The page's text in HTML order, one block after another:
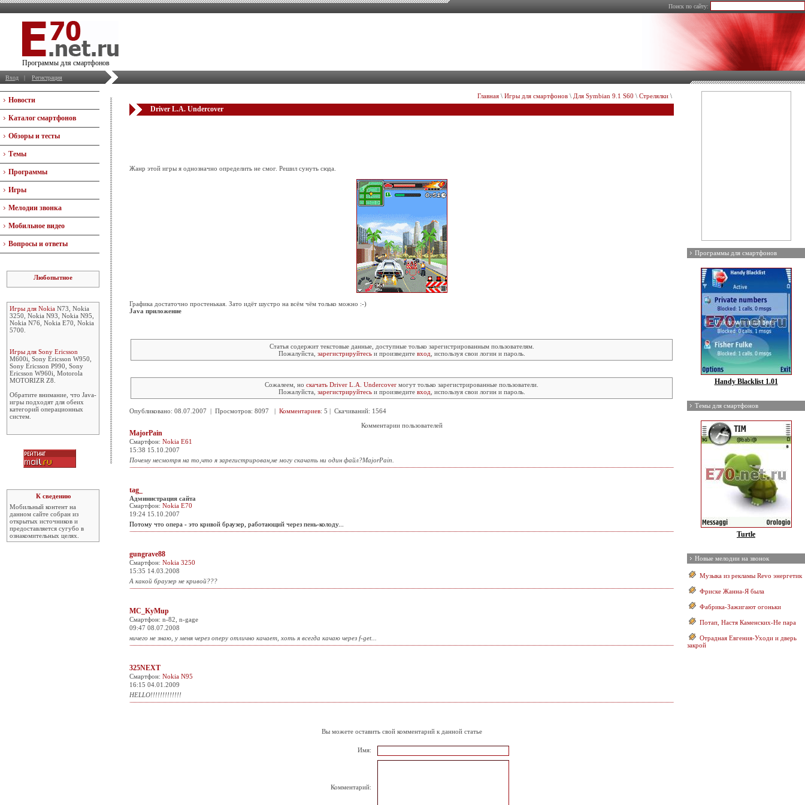
Поиск по сайту:
Программы для смартфонов
Вход | Регистрация
Новости
Каталог смартфонов
Обзоры и тесты
Темы
Программы
Игры
Мелодии звонка
Мобильное видео
Вопросы и ответы
Любопытное
Игры для Nokia N73, Nokia
3250, Nokia N93, Nokia N95,
Nokia N76, Nokia E70, Nokia
5700.
Игры для Sony Ericsson
M600i, Sony Ericsson W950,
Sony Ericsson P990, Sony
Ericsson W960i, Motorola
MOTORIZR Z8.
Обратите внимание, что Java-
игры подходят для обеих
категорий операционных
систем.
К сведению
Мобильный контент на
данном сайте собран из
открытых источников и
предоставляется сугубо в
ознакомительных целях.
Главная \ Игры для смартфонов \ Для Symbian 9.1 S60 \ Стрелялки \
Driver L.A. Undercover
Жанр этой игры я однозначно определить не смог. Решил сунуть сюда.
Графика достаточно простенькая. Зато идёт шустро на всём чём только можно :-)
Java приложение
Статья содержит текстовые данные, доступные только зарегистрированным пользователям.
Пожалуйста, зарегистрируйтесьи произведите вход , используя свои логин и пароль.
Сожалеем, но скачать Driver L.A. Undercover могут только зарегистрированные пользователи.
Пожалуйста, зарегистрируйтесьи произведите вход , используя свои логин и пароль.
Опубликовано: 08.07.2007 | Просмотров: 8097 | Комментариев: 5 | Скачиваний: 1564
Комментарии пользователей
MajorPain
Смартфон: Nokia E61
15:38 15.10.2007
Почему несмотря на то,что я зарегистрирован,не могу скачать ни один файл?MajorPain.
tag_
Администрация сайта
Смартфон: Nokia E70
19:24 15.10.2007
Потому что опера - это кривой браузер, работающий через пень-колоду...
gungrave88
Смартфон: Nokia 3250
15:35 14.03.2008
А какой браузер не кривой???
MC_KyMup
Смартфон: n-82, n-gage
09:47 08.07.2008
ничего не знаю, у меня через оперу отлично качает, хоть я всегда качаю через f-get...
325NEXT
Смартфон: Nokia N95
16:15 04.01.2009
HELLO!!!!!!!!!!!!!
Вы можете оставить свой комментарий к данной статье
Имя:
Комментарий:
Программы для смартфонов
Handy Blacklist 1.01
Темы для смартфонов
Turtle
Новые мелодии на звонок
Музыка из рекламы Revo энергетик
Фриске Жанна-Я была
Фабрика-Зажигают огоньки
Потап, Настя Каменских-Не пара
Отрадная Евгения-Уходи и дверь
закрой